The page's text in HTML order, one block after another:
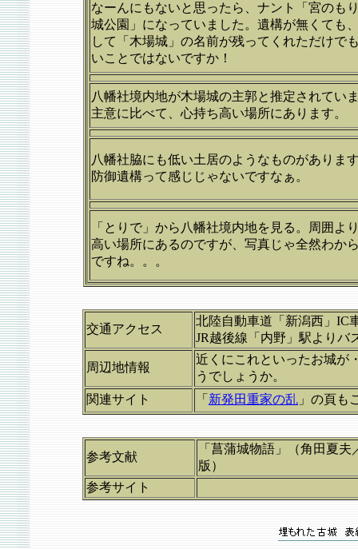
なーんにもないと思ったら、ナント「宮のも
城公園」になっていました。遺構が無くても
して「木場城」の名前が残ってくれただけで
いことではないですか！
八幡社境内地が木場城の主郭と推定されてい
主意に比べて、心持ち高い場所にあります。
八幡社脇にも低い土居のようなものがありま
防御遺構って感じじゃないですなぁ。
「とりで」から八幡社境内地を見る。周囲よ
高い場所にあるのですが、写真じゃ全然わか
ですね。。。
交通アクセス
北陸自動車道「新潟西」IC
JR越後線「内野」駅よりバ
周辺地情報
近くにこれといったお城が
うでしょうか。
関連サイト
「 新発田重家の乱 」の頁も
参考文献
「菖蒲城物語」（角田夏
版）
参考サイト